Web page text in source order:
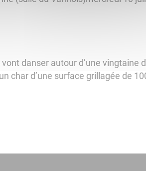
danser autour d’une vingtaine
char d’une surface grillagée de